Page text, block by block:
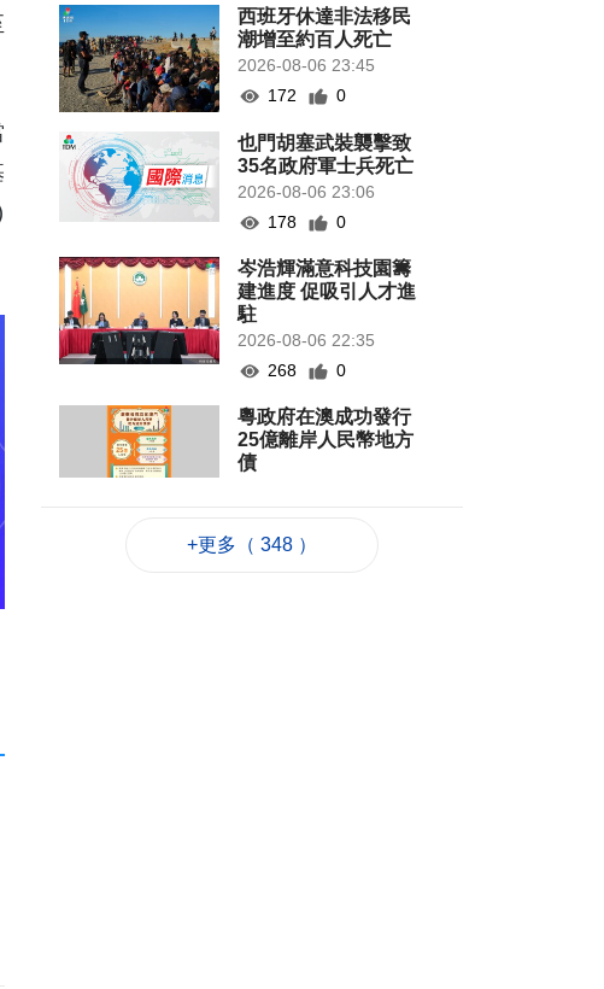
西班牙休達非法移民
潮增至約百人死亡
2026-08-06 23:45
172
0
也門胡塞武裝襲擊致
35名政府軍士兵死亡
2026-08-06 23:06
178
0
岑浩輝滿意科技園籌
建進度 促吸引人才進
駐
2026-08-06 22:35
268
0
粵政府在澳成功發行
25億離岸人民幣地方
債
+更多（ 348 ）